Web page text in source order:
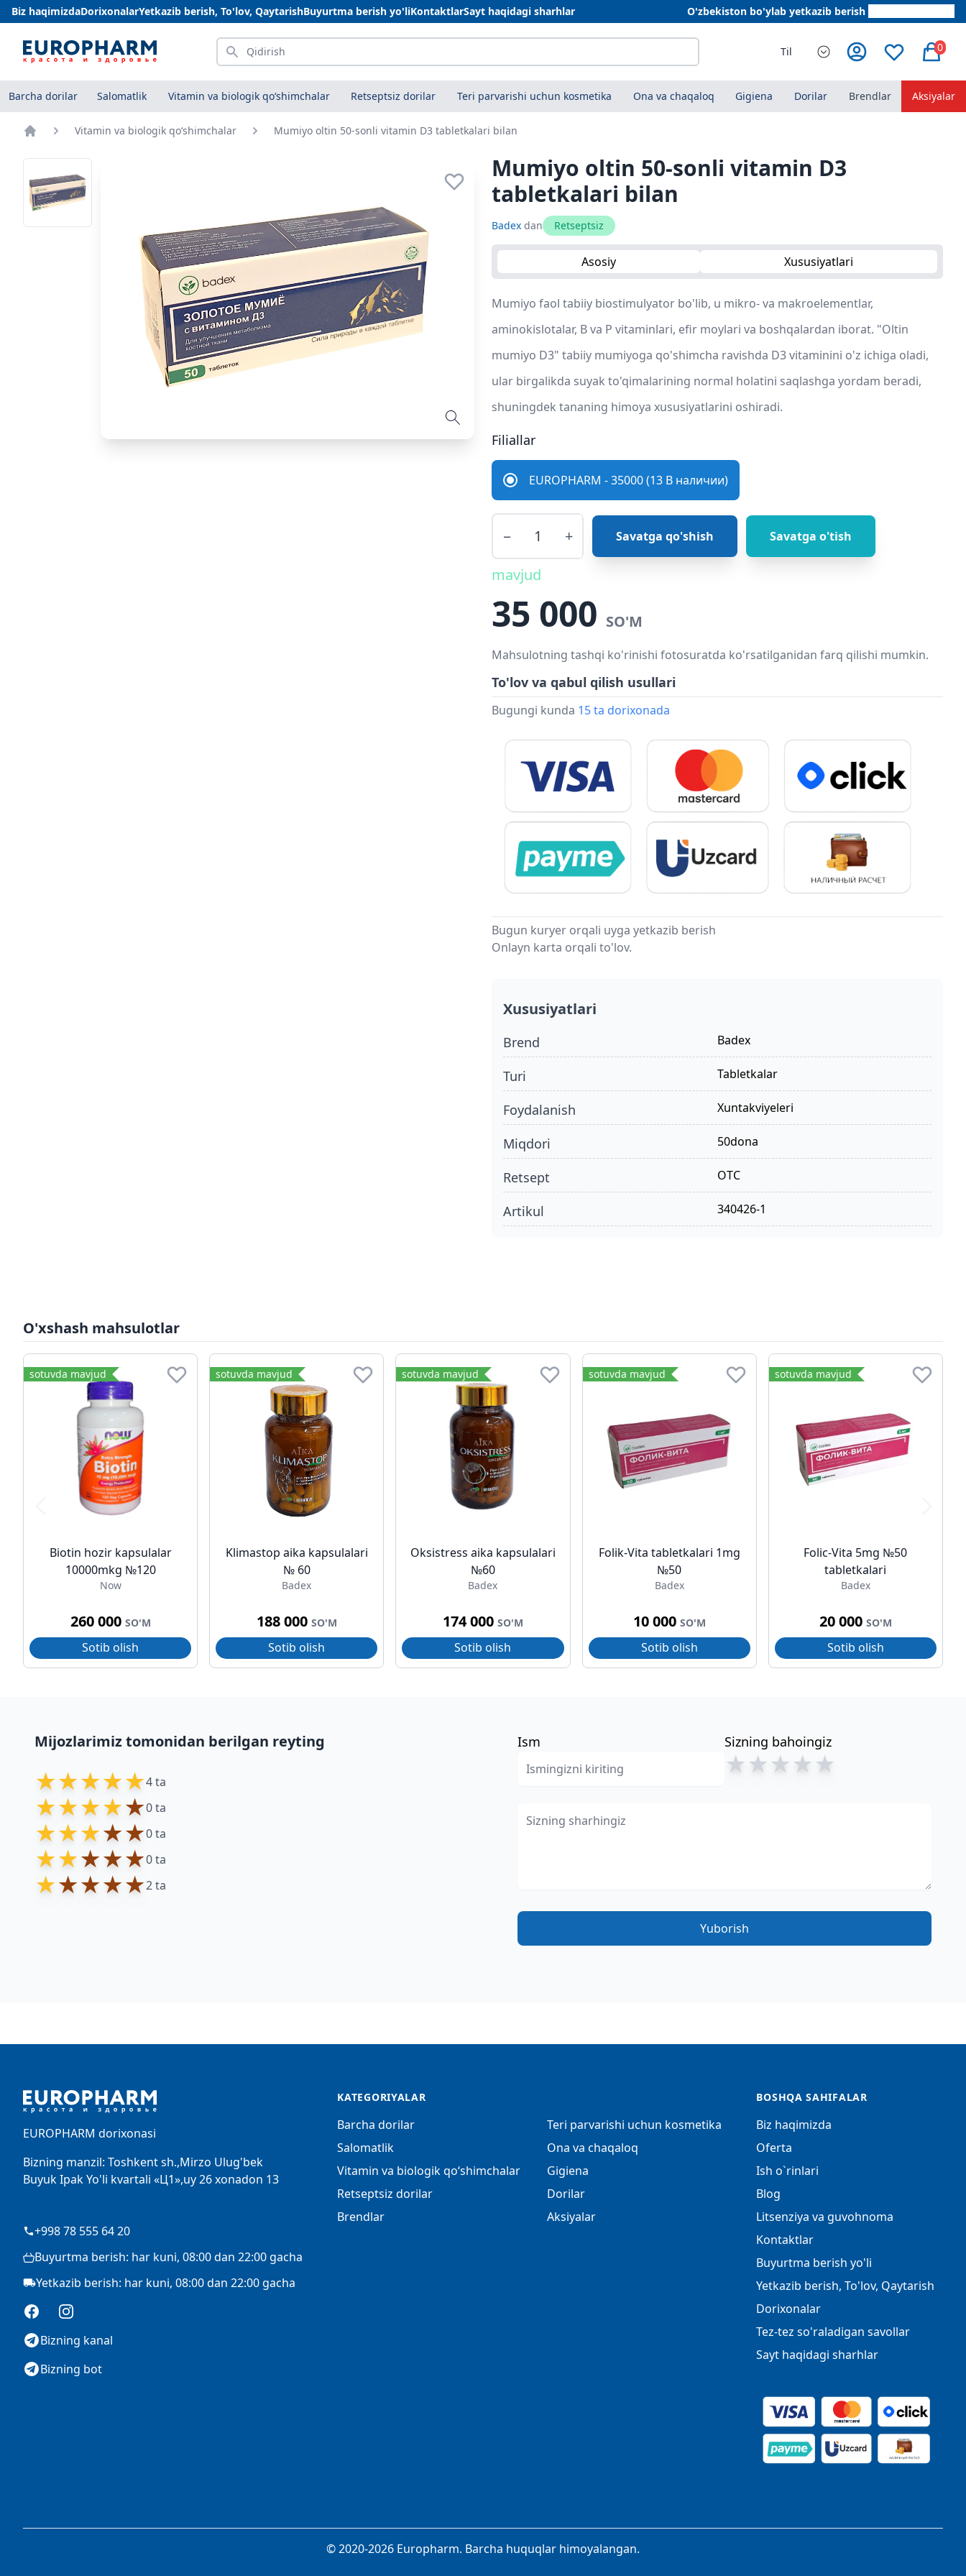
Biz haqimizdaDorixonalarYetkazib berish, To'lov, QaytarishBuyurtma berish yo'liKontaktlarSayt haqidagi sharhlar O'zbekiston bo'ylab yetkazib berish
Qidirish Til 0
Barcha dorilar Salomatlik Vitamin va biologik qo‘shimchalar Retseptsiz dorilar Teri parvarishi uchun kosmetika Ona va chaqaloq Gigiena Dorilar Brendlar Aksiyalar
Vitamin va biologik qo‘shimchalar Mumiyo oltin 50-sonli vitamin D3 tabletkalari bilan
Mumiyo oltin 50-sonli vitamin D3
tabletkalari bilan
Badex dan Retseptsiz
Asosiy Xususiyatlari
Mumiyo faol tabiiy biostimulyator bo'lib, u mikro- va makroelementlar,
aminokislotalar, B va P vitaminlari, efir moylari va boshqalardan iborat. "Oltin
mumiyo D3" tabiiy mumiyoga qo'shimcha ravishda D3 vitaminini o'z ichiga oladi,
ular birgalikda suyak to'qimalarining normal holatini saqlashga yordam beradi,
shuningdek tananing himoya xususiyatlarini oshiradi.
Filiallar
EUROPHARM - 35000 (13 В наличии)
− + Savatga qo'shish Savatga o'tish
mavjud
35 000 SO'M
Mahsulotning tashqi ko'rinishi fotosuratda ko'rsatilganidan farq qilishi mumkin.
To'lov va qabul qilish usullari
Bugungi kunda 15 ta dorixonada
Bugun kuryer orqali uyga yetkazib berish
Onlayn karta orqali to'lov.
Xususiyatlari
Brend Badex
turi tabletkalar
foydalanish xuntakviyeleri
miqdori 50dona
retsept OTC
Artikul 340426-1
O'xshash mahsulotlar
sotuvda mavjud
Biotin hozir kapsulalar
10000mkg №120
Now
260 000 SO'M
Sotib olish
sotuvda mavjud
Klimastop aika kapsulalari
№ 60
Badex
188 000 SO'M
Sotib olish
sotuvda mavjud
Oksistress aika kapsulalari
№60
Badex
174 000 SO'M
Sotib olish
sotuvda mavjud
Folik-Vita tabletkalari 1mg
№50
Badex
10 000 SO'M
Sotib olish
sotuvda mavjud
Folic-Vita 5mg №50
tabletkalari
Badex
20 000 SO'M
Sotib olish
Mijozlarimiz tomonidan berilgan reyting
★★★★★4 ta
★★★★★0 ta
★★★★★0 ta
★★★★★0 ta
★★★★★2 ta
Ism Sizning bahoingiz
★★★★★
Yuborish
EUROPHARM dorixonasi
Bizning manzil: Toshkent sh.,Mirzo Ulug'bek
Buyuk Ipak Yo'li kvartali «Ц1»,uy 26 xonadon 13
+998 78 555 64 20
Buyurtma berish: har kuni, 08:00 dan 22:00 gacha
Yetkazib berish: har kuni, 08:00 dan 22:00 gacha
FacebookInstagram
Bizning kanal
Bizning bot
KATEGORIYALAR
Barcha dorilar
Salomatlik
Vitamin va biologik qo‘shimchalar
Retseptsiz dorilar
Brendlar
Teri parvarishi uchun kosmetika
Ona va chaqaloq
Gigiena
Dorilar
Aksiyalar
BOSHQA SAHIFALAR
Biz haqimizda
Oferta
Ish o`rinlari
Blog
Litsenziya va guvohnoma
Kontaktlar
Buyurtma berish yo'li
Yetkazib berish, To'lov, Qaytarish
Dorixonalar
Tez-tez so'raladigan savollar
Sayt haqidagi sharhlar
© 2020-2026 Europharm. Barcha huquqlar himoyalangan.